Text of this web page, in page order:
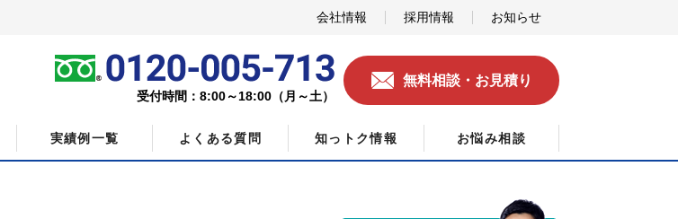
会社情報 採用情報 お知らせ
受付時間：8:00～18:00（月～土）
無料相談・お見積り
実績例一覧 よくある質問 知っトク情報 お悩み相談